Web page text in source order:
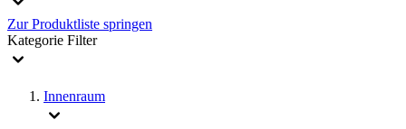
Zur Produktliste springen
Kategorie Filter
Innenraum